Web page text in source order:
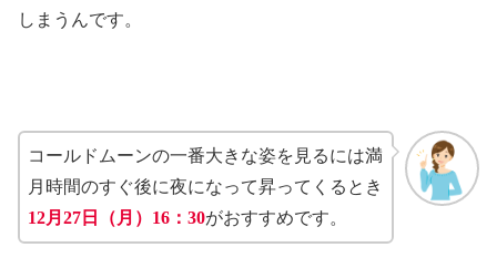
しまうんです。
コールドムーンの一番大きな姿を見るには満
月時間のすぐ後に夜になって昇ってくるとき
12月27日（月）16：30がおすすめです。